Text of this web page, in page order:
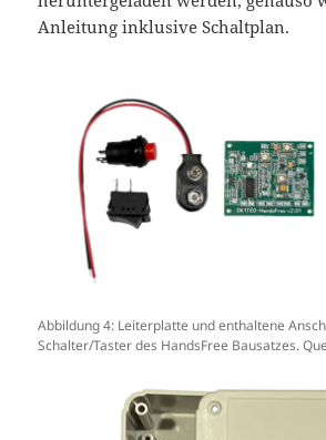
Anleitung inklusive Schaltplan.
Abbildung 4: Leiterplatte und enthaltene
Schalter/Taster des HandsFree Bausatzes.